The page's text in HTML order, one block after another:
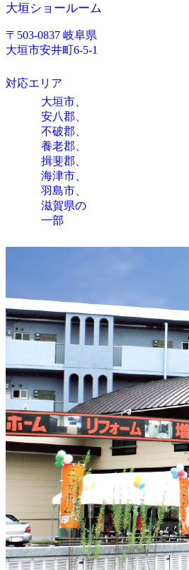
大垣ショールーム
〒503-0837 岐阜県
大垣市安井町6-5-1
対応エリア
大垣市、
安八郡、
不破郡、
養老郡、
揖斐郡、
海津市、
羽島市、
滋賀県の
一部